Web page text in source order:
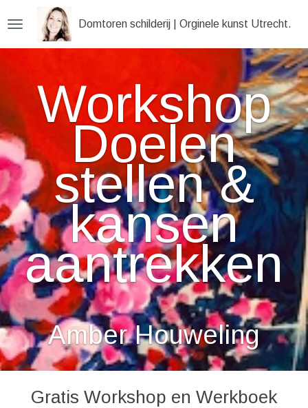
hoofdinhoud
Domtoren schilderij | Orginele kunst Utrecht
Workshop
Doelen
stellen &
kansen
aantrekken
Amber Houweling
Gratis Workshop en Werkboek